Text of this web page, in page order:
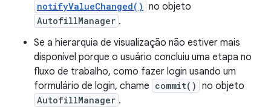
notifyValueChanged() no objeto
AutofillManager .
Se a hierarquia de visualização não estiver mais
disponível porque o usuário concluiu uma etapa no
fluxo de trabalho, como fazer login usando um
formulário de login, chame commit() no objeto
AutofillManager .